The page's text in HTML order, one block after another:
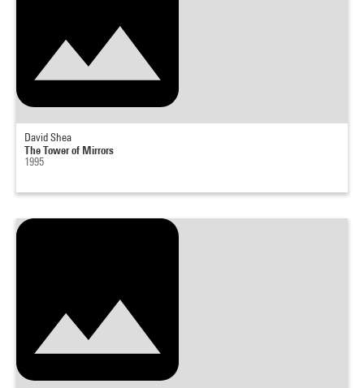
David Shea
The Tower of Mirrors
1995